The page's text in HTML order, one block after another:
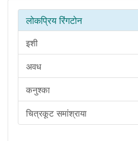
लोकप्रिय रिंगटोन
इशी
अवध
कनुश्का
चित्रकूट समांश्राया